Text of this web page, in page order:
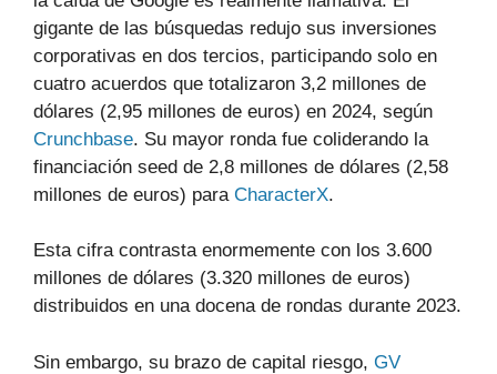
gigante de las búsquedas redujo sus inversiones
corporativas en dos tercios, participando solo en
cuatro acuerdos que totalizaron 3,2 millones de
dólares (2,95 millones de euros) en 2024, según
Crunchbase. Su mayor ronda fue coliderando la
financiación seed de 2,8 millones de dólares (2,58
millones de euros) para CharacterX.
Esta cifra contrasta enormemente con los 3.600
millones de dólares (3.320 millones de euros)
distribuidos en una docena de rondas durante 2023.
Sin embargo, su brazo de capital riesgo, GV